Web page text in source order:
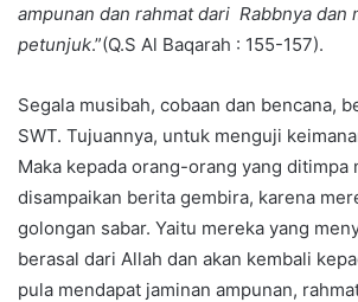
ampunan dan rahmat dari Rabbnya dan
petunjuk.”(Q.S Al Baqarah : 155-157).
Segala musibah, cobaan dan bencana,
SWT. Tujuannya, untuk menguji
Maka kepada orang-orang yang ditimpa
disampaikan berita gembira, karena
golongan sabar. Yaitu mereka yang
berasal dari Allah dan akan kembali
pula mendapat jaminan ampunan,